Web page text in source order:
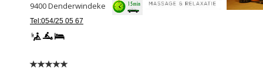
9400Denderwindeke
Tel:054/25 05 67